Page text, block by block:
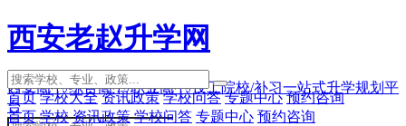
西安老赵升学网
西安高中/综合高中/职业高中/技工院校/补习一站式升学规划平
台
首页 学校大全 资讯政策 学校问答 专题中心 预约咨询
首页 学校 资讯政策 学校问答 专题中心 预约咨询